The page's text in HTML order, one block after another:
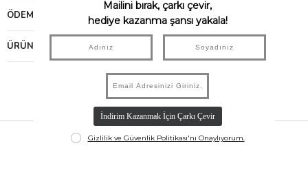
ÖDEME SEÇENEKLERI
ÜRÜN ÖNERILERI